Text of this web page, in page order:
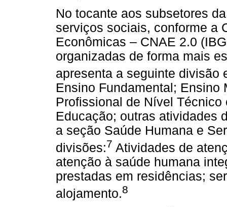
No tocante aos subsetores
serviços sociais, conforme a
Econômicas ‒ CNAE 2.0
organizadas de forma mais
apresenta a seguinte divisão
Ensino Fundamental; Ensino
Profissional de Nível
Educação; outras atividades
a seção Saúde Humana e
divisões:7 Atividades de
atenção à saúde humana
prestadas em residências;
alojamento.8